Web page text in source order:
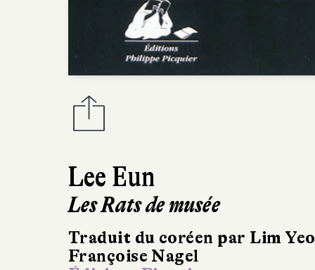
Lee Eun
Les Rats de musée
Traduit du coréen par Lim
Françoise Nagel